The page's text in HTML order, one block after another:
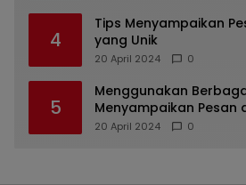
4
Tips Menyampaikan
yang Unik
20 April 2024 0
5
Menggunakan
Menyampaikan Pesan
20 April 2024 0